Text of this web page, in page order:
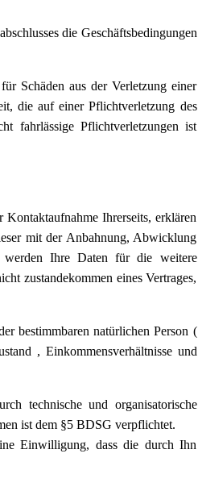
die Geschäftsbedingungen
Schäden aus der Verletzung einer
die auf einer Pflichtverletzung des
fahrlässige Pflichtverletzungen ist
Ihrerseits, erklären
mit der Anbahnung, Abwicklung
werden Ihre Daten für die weitere
zustandekommen eines Vertrages,
bestimmbaren natürlichen Person (
, Einkommensverhältnisse und
technische und organisatorische
ist dem §5 BDSG verpflichtet.
Einwilligung, dass die durch Ihn